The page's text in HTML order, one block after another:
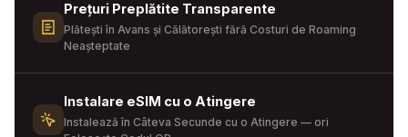
Prețuri Preplătite Transparente
Plătești în Avans și Călătorești fără Costuri de Roaming
Neașteptate
Instalare eSIM cu o Atingere
Instalează în Câteva Secunde cu o Atingere — ori